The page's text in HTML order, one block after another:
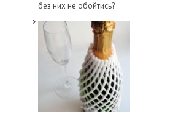
без них не обойтись?